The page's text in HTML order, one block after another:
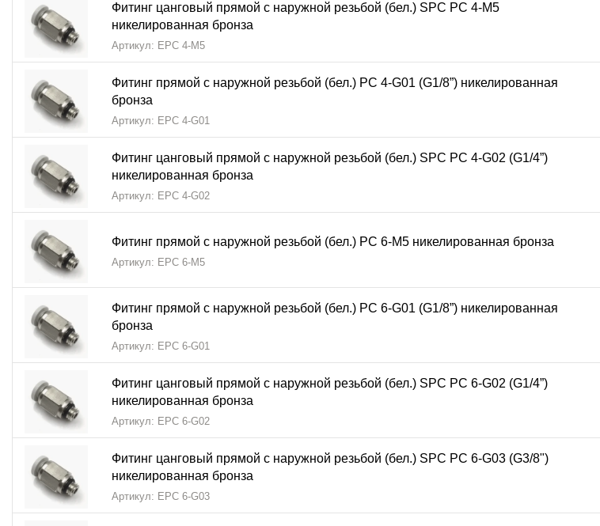
Фитинг цанговый прямой с наружной резьбой (бел.) SPC PC 4-M5
никелированная бронза
Артикул: EPC 4-M5
Фитинг прямой с наружной резьбой (бел.) PC 4-G01 (G1/8”) никелированная
бронза
Артикул: EPC 4-G01
Фитинг цанговый прямой с наружной резьбой (бел.) SPC PC 4-G02 (G1/4”)
никелированная бронза
Артикул: EPC 4-G02
Фитинг прямой с наружной резьбой (бел.) PC 6-M5 никелированная бронза
Артикул: EPC 6-M5
Фитинг прямой с наружной резьбой (бел.) PC 6-G01 (G1/8”) никелированная
бронза
Артикул: EPC 6-G01
Фитинг цанговый прямой с наружной резьбой (бел.) SPC PC 6-G02 (G1/4”)
никелированная бронза
Артикул: EPC 6-G02
Фитинг цанговый прямой с наружной резьбой (бел.) SPC PC 6-G03 (G3/8")
никелированная бронза
Артикул: EPC 6-G03